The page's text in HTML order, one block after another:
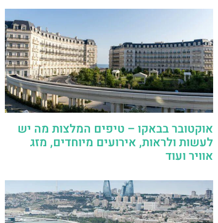
אוקטובר בבאקו – טיפים המלצות מה יש
לעשות ולראות, אירועים מיוחדים, מזג
אוויר ועוד